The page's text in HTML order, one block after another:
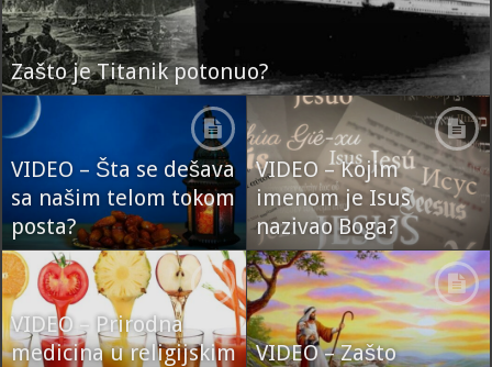
Zašto je Titanik potonuo?
VIDEO – Šta se dešava
sa našim telom tokom
posta?
VIDEO – Kojim
imenom je Isus
nazivao Boga?
VIDEO – Prirodna
medicina u religijskim
VIDEO – Zašto